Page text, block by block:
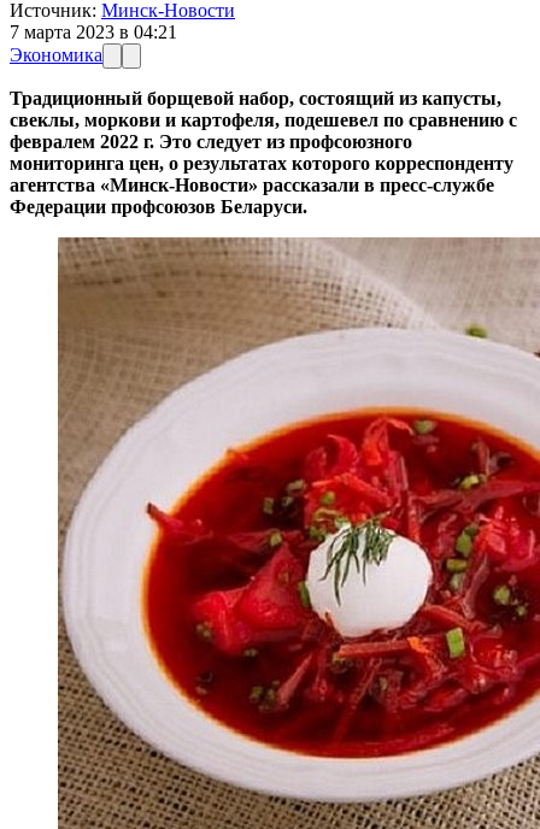
Источник: Минск-Новости
7 марта 2023 в 04:21
Экономика
Традиционный борщевой набор, состоящий из капусты,
свеклы, моркови и картофеля, подешевел по сравнению с
февралем 2022 г. Это следует из профсоюзного
мониторинга цен, о результатах которого корреспонденту
агентства «Минск-Новости» рассказали в пресс-службе
Федерации профсоюзов Беларуси.